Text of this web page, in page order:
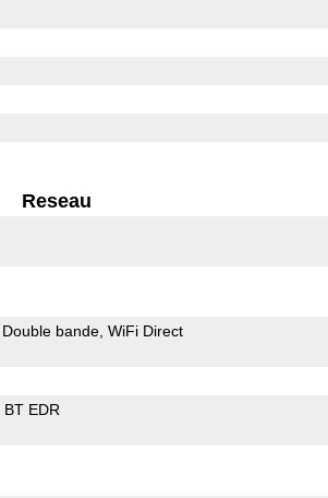
Reseau
Double bande WiFi Direct
BT EDR